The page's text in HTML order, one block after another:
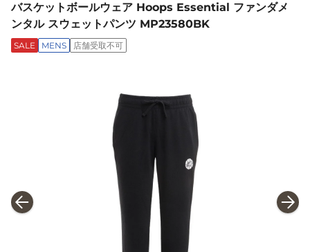
バスケットボールウェア Hoops Essential ファンダメ
ンタル スウェットパンツ MP23580BK
SALE MENS 店舗受取不可